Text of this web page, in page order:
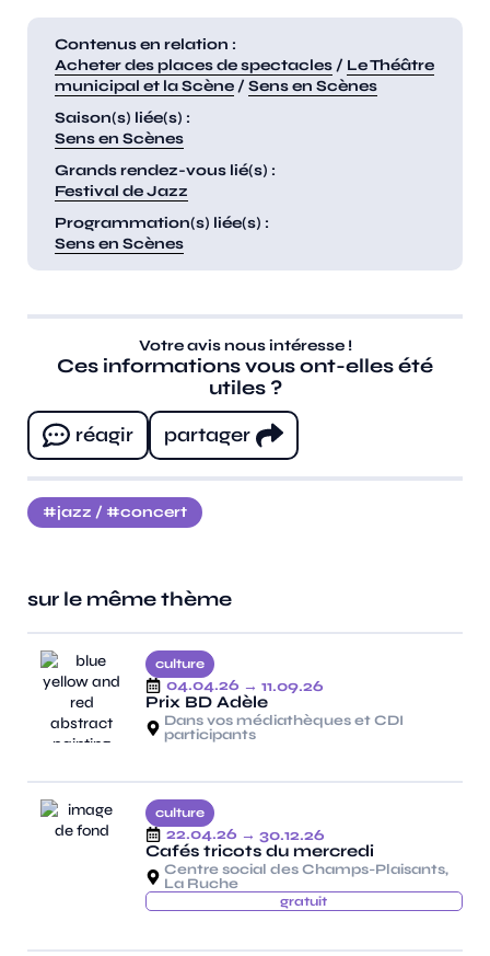
Contenus en relation :
Acheter des places de spectacles / Le Théâtre
municipal et la Scène / Sens en Scènes
Saison(s) liée(s) :
Sens en Scènes
Grands rendez-vous lié(s) :
Festival de Jazz
Programmation(s) liée(s) :
Sens en Scènes
Votre avis nous intéresse !
Ces informations vous ont-elles été
utiles ?
réagir
partager
jazz / concert
sur le même thème
culture
04.04.26 → 11.09.26
Prix BD Adèle
Dans vos médiathèques et CDI
participants
culture
22.04.26 → 30.12.26
Cafés tricots du mercredi
Centre social des Champs-Plaisants,
La Ruche
gratuit